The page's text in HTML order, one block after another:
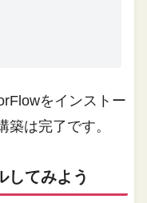
をインストー
は完了です。
してみよう